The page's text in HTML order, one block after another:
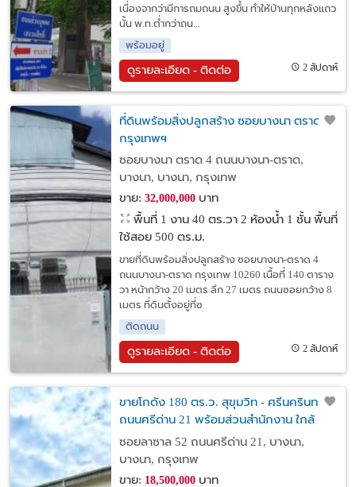
เนื่องจากว่ามีการถมถนน สูงขึ้น ทำให้บ้านทุกหลังแถว
นั้น พ.ท.ต่ำกว่าถน...
พร้อมอยู่
ดูรายละเอียด - ติดต่อ 2 สัปดาห์
ที่ดินพร้อมสิ่งปลูกสร้าง ซอยบางนา ตราด 4
กรุงเทพฯ
ซอยบางนา ตราด 4 ถนนบางนา-ตราด,
บางนา, บางนา, กรุงเทพ
ขาย: 32,000,000บาท
พื้นที่ 1 งาน 40 ตร.วา 2 ห้องน้ำ 1 ชั้น พื้นที่
ใช้สอย 500 ตร.ม.
ขายที่ดินพร้อมสิ่งปลูกสร้าง ซอยบางนา-ตราด 4
ถนนบางนา-ตราด กรุงเทพ 10260 เนื้อที่ 140 ตาราง
วา หน้ากว้าง 20 เมตร ลึก 27 เมตร ถนนซอยกว้าง 8
เมตร ที่ดินตั้งอยู่ที่ซ
ติดถนน
ดูรายละเอียด - ติดต่อ 2 สัปดาห์
ขายโกดัง 180 ตร.ว. สุขุมวิท - ศรีนครินทร์
ถนนศรีด่าน 21 พร้อมส่วนสำนักงาน ใกล้
รถไฟฟ้าและทางด่วน
ซอยลาซาล 52 ถนนศรีด่าน 21, บางนา,
บางนา, กรุงเทพ
ขาย: 18,500,000บาท